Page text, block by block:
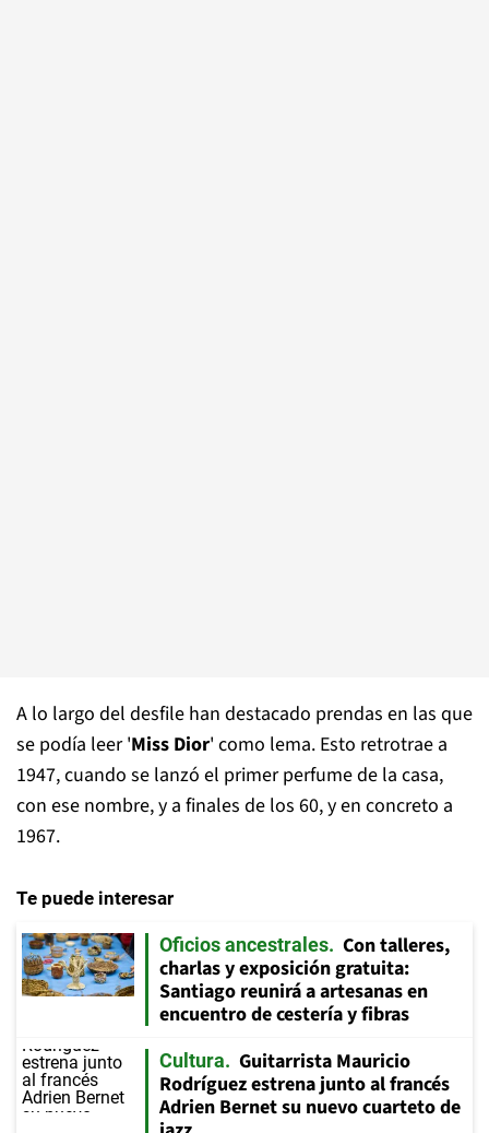
A lo largo del desfile han destacado prendas en las que
se podía leer 'Miss Dior' como lema. Esto retrotrae a
1947, cuando se lanzó el primer perfume de la casa,
con ese nombre, y a finales de los 60, y en concreto a
1967.
Te puede interesar
Oficios ancestrales
Con talleres,
charlas y exposición gratuita:
Santiago reunirá a artesanas en
encuentro de cestería y fibras
Cultura
Guitarrista Mauricio
Rodríguez estrena junto al francés
Adrien Bernet su nuevo cuarteto de